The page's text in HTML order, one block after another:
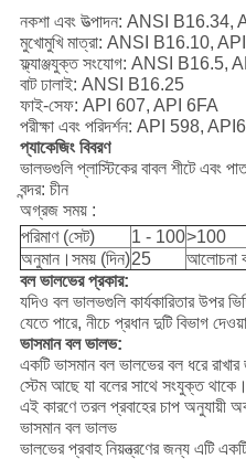
নকশা এবং উত্পাদন: ANSI
মুখোমুখি মাত্রা: ANSI B16.10,
ফ্ল্যাঞ্জযুক্ত সংযোগ: ANSI B16.5,
বাট ঢালাই: ANSI B16.25
ফাই-সেফ: API 607, API 6FA
পরীক্ষা এবং পরিদর্শন: API 598,
প্যাকেজিং বিবরণ
ভালভগুলি প্লাস্টিকের বাবল শীটে এবং
বন্দর: চীন
অগ্রজ সময় :
পরিমাণ (সেট)
1 - 100>100
অনুমান।সময় (দিন)25
আলোচনা
বল ভালভের প্রকার:
যদিও বল ভালভগুলি কার্যকারিতার উপর
যেতে পারে, নীচে প্রধান দুটি বিভাগ
ভাসমান বল ভালভ:
একটি ভাসমান বল ভালভের বল ধরে
স্টেম আছে যা বলের সাথে সংযুক্ত থাকে।
এই কারণে তরল প্রবাহের চাপ অনুযায়ী
ভাসমান বল ভালভ
ভালভের প্রবাহ নিয়ন্ত্রণের জন্য এটি